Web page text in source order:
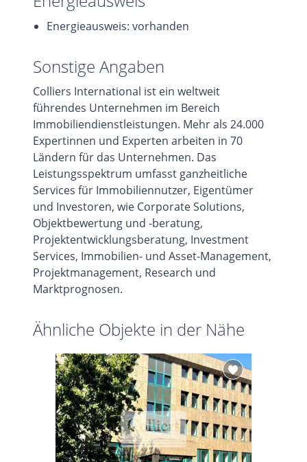
Energieausweis: vorhanden
Sonstige Angaben
Colliers International ist ein weltweit
führendes Unternehmen im Bereich
Immobiliendienstleistungen. Mehr als 24.000
Expertinnen und Experten arbeiten in 70
Ländern für das Unternehmen. Das
Leistungsspektrum umfasst ganzheitliche
Services für Immobiliennutzer, Eigentümer
und Investoren, wie Corporate Solutions,
Objektbewertung und -beratung,
Projektentwicklungsberatung, Investment
Services, Immobilien- und Asset-Management,
Projektmanagement, Research und
Marktprognosen.
Ähnliche Objekte in der Nähe